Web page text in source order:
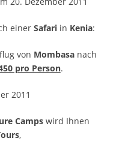
einer Safariin Kenia:
von Mombasanach
pro Person.
2011
Campswird Ihnen
,